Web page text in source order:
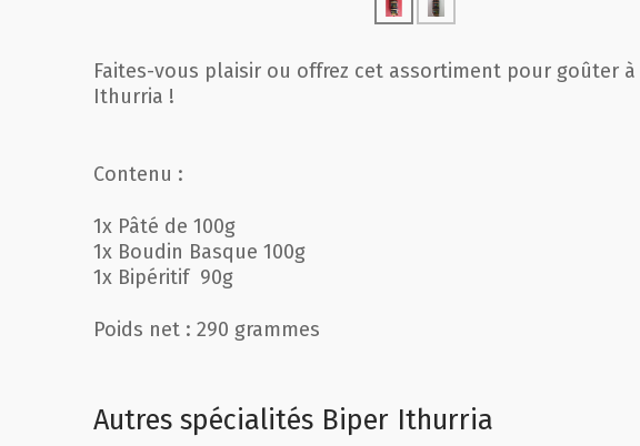
Faites-vous plaisir ou offrez cet assortiment pour goûter à
Ithurria !
Contenu :
1x Pâté de 100g
1x Boudin Basque 100g
1x Bipéritif 90g
Poids net : 290 grammes
Autres spécialités Biper Ithurria